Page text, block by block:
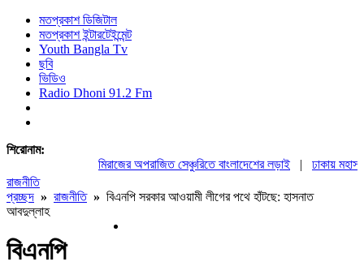
মতপ্রকাশ ডিজিটাল
মতপ্রকাশ ইন্টারটেইন্মেন্ট
Youth Bangla Tv
ছবি
ভিডিও
Radio Dhoni 91.2 Fm
শিরোনাম:
মিরাজের অপরাজিত সেঞ্চুরিতে বাংলাদেশের লড়াই|
ঢাকায়
রাজনীতি
প্রচ্ছদ » রাজনীতি» বিএনপি সরকার আওয়ামী লীগের পথে হাঁটছে: হাসনাত
আবদুল্লাহ
বিএনপি